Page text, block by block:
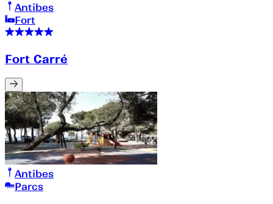
Antibes
Fort
Fort Carré
Antibes
Parcs